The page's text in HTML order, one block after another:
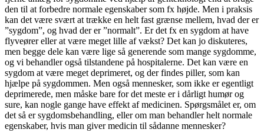
den til at forbedre normale egenskaber som fx højde. Men i praksis
kan det være svært at trække en helt fast grænse mellem, hvad der er
”sygdom”, og hvad der er ”normalt”. Er det fx en sygdom at have
flyveører eller at være meget lille af vækst? Det kan jo diskuteres,
men begge dele kan være lige så generende som mange sygdomme,
og vi behandler også tilstandene på hospitalerne. Det kan være en
sygdom at være meget deprimeret, og der findes piller, som kan
hjælpe på sygdommen. Men også mennesker, som ikke er egentligt
deprimerede, men måske bare for det meste er i dårligt humør og
sure, kan nogle gange have effekt af medicinen. Spørgsmålet er, om
det så er sygdomsbehandling, eller om man behandler helt normale
egenskaber, hvis man giver medicin til sådanne mennesker?